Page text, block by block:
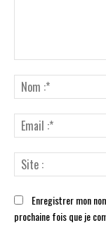
Enregistrer mon
prochaine fois que je